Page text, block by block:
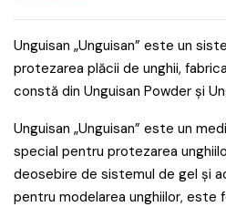
Unguisan „Unguisan” este un
protezarea plăcii de unghii,
constă din Unguisan Powder și
Unguisan „Unguisan” este un
special pentru protezarea
deosebire de sistemul de gel și
pentru modelarea unghiilor, este